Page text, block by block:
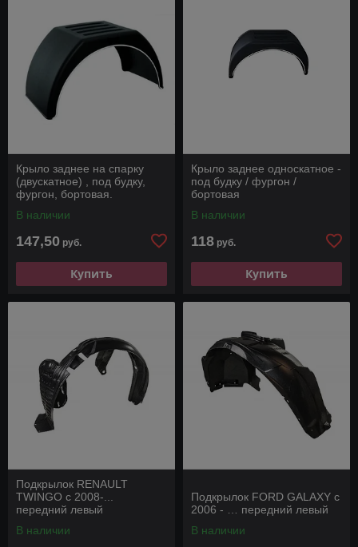
Крыло заднее на спарку
(двускатное) , под будку,
фургон, бортовая.
В наличии
147,50 руб.
Купить
Крыло заднее односкатное -
под будку / фургон /
бортовая
В наличии
118 руб.
Купить
Подкрылок RENAULT
TWINGO с 2008-...
передний левый
В наличии
Подкрылок FORD GALAXY с
2006 - … передний левый
В наличии